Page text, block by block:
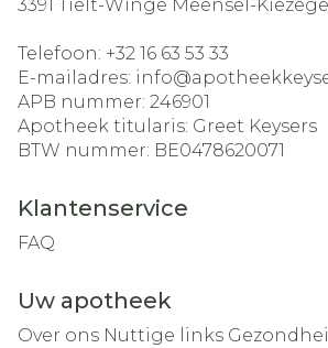
3391 Tielt-Winge Meensel-
Telefoon: +32 16 63 53 33
E-mailadres: info@
APB nummer: 246901
Apotheek titularis: Greet Keysers
BTW nummer: BE0478620071
Klantenservice
FAQ
Uw apotheek
Over ons Nuttige links